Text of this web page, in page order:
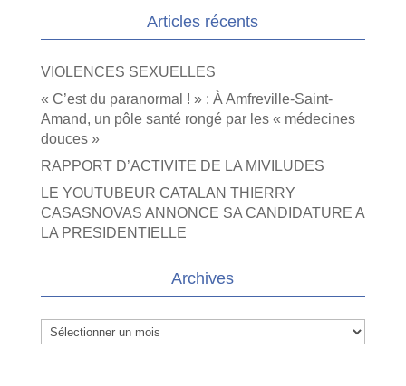
Articles récents
VIOLENCES SEXUELLES
« C’est du paranormal ! » : À Amfreville-Saint-
Amand, un pôle santé rongé par les « médecines
douces »
RAPPORT D’ACTIVITE DE LA MIVILUDES
LE YOUTUBEUR CATALAN THIERRY
CASASNOVAS ANNONCE SA CANDIDATURE A
LA PRESIDENTIELLE
Archives
Archives